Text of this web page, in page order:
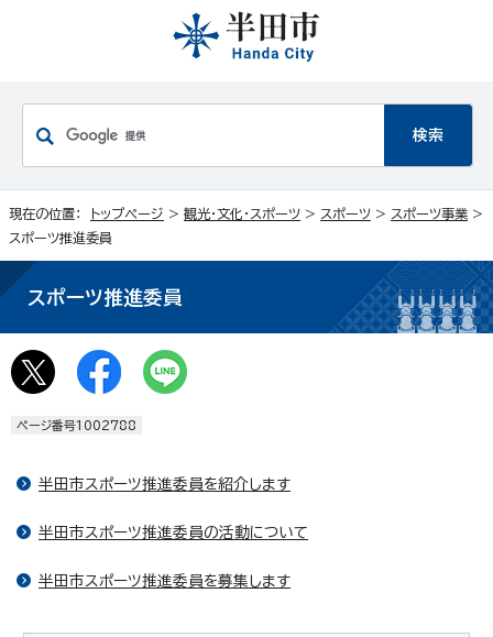
現在の位置： トップページ > 観光・文化・スポーツ > スポーツ > スポーツ事業 >
スポーツ推進委員
スポーツ推進委員
ページ番号1002788
半田市スポーツ推進委員を紹介します
半田市スポーツ推進委員の活動について
半田市スポーツ推進委員を募集します